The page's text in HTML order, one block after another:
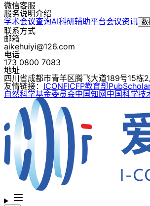
微信客服
服务说明介绍
学术会议查询AI科研辅助平台会议资讯 数
联系方式
邮箱
aikehuiyi@126.com
电话
173 0800 7083
地址
四川省成都市青羊区腾飞大道189号15栋
友情链接： ICONFICFP教育部
自然科学基金委员会中国知网中国科学技